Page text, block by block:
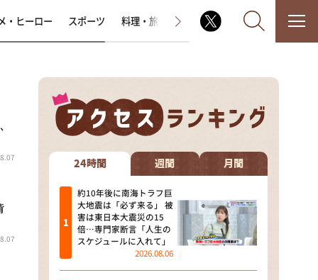
なるみ・岡村の過ぎるTV
相席食堂
これ余談なんですけど・・・
～人生密着トークバラエティ！
～ やすとものいたって真剣です
探偵！ナイトスクープ
・ヒーロー スポーツ 料理・旅 ラジオ番組 その他
24時間 週間 月間
約10年後に南海トラフ巨
大地震は「必ず来る」 被
害は東日本大震災の15
倍…専門家断言「人生の
スケジュールに入れて」
2026.08.06